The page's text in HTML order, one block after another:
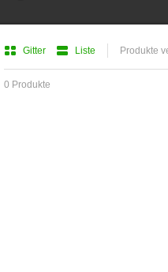
Gitter Liste Produkte
0 Produkte